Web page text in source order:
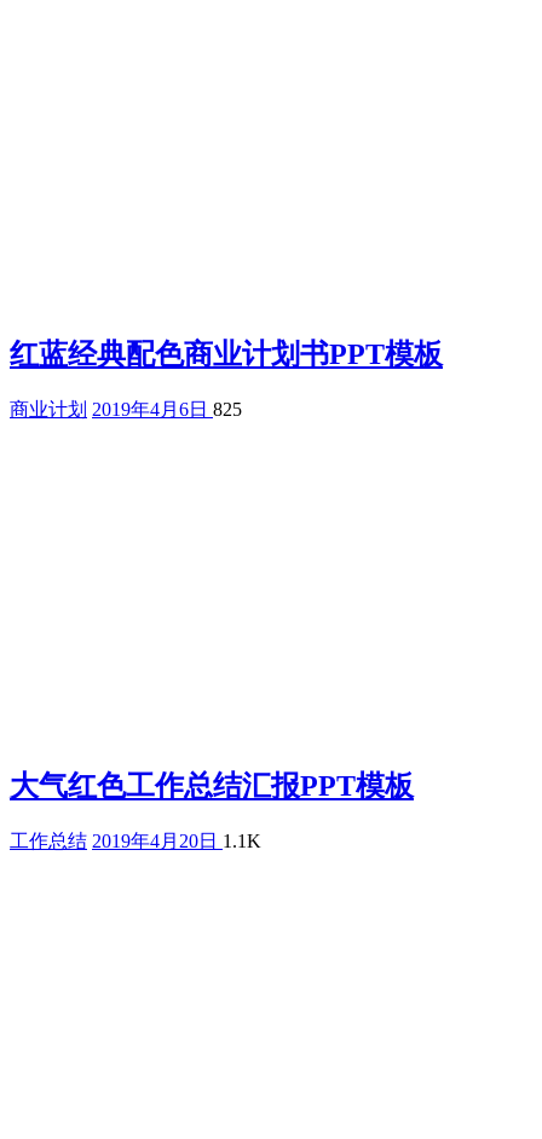
红蓝经典配色商业计划书PPT模板
商业计划 2019年4月6日 825
大气红色工作总结汇报PPT模板
工作总结 2019年4月20日 1.1K